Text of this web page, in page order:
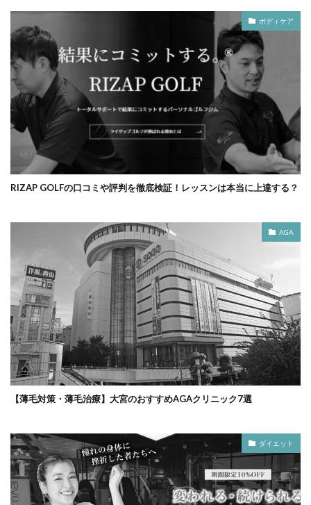
ボディケア
RIZAP GOLFの口コミや評判を徹底検証！レッスンは本当に上達する？
AGA
【薄毛対策・薄毛治療】大宮のおすすめAGAクリニック7選
ダイエット